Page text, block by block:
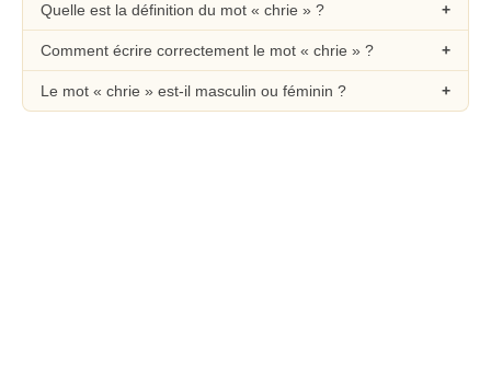
Quelle est la définition du mot « chrie » ?
Comment écrire correctement le mot « chrie » ?
Le mot « chrie » est-il masculin ou féminin ?